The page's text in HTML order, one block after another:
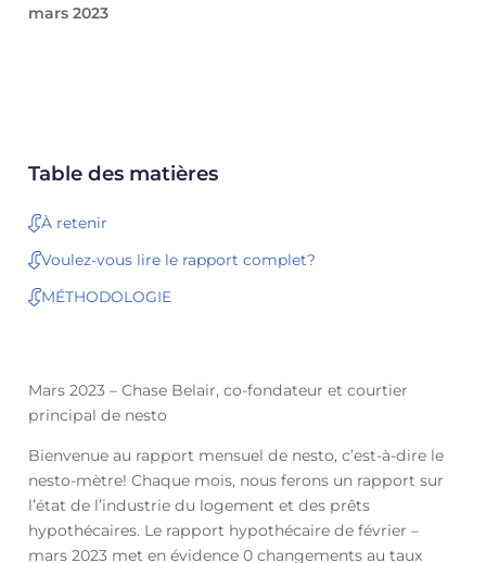
mars 2023
Table des matières
À retenir
Voulez-vous lire le rapport complet?
MÉTHODOLOGIE
Mars 2023 – Chase Belair, co-fondateur et courtier
principal de nesto
Bienvenue au rapport mensuel de nesto, c’est-à-dire le
nesto-mètre! Chaque mois, nous ferons un rapport sur
l’état de l’industrie du logement et des prêts
hypothécaires. Le rapport hypothécaire de février –
mars 2023 met en évidence 0 changements au taux